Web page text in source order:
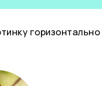
горизонтально